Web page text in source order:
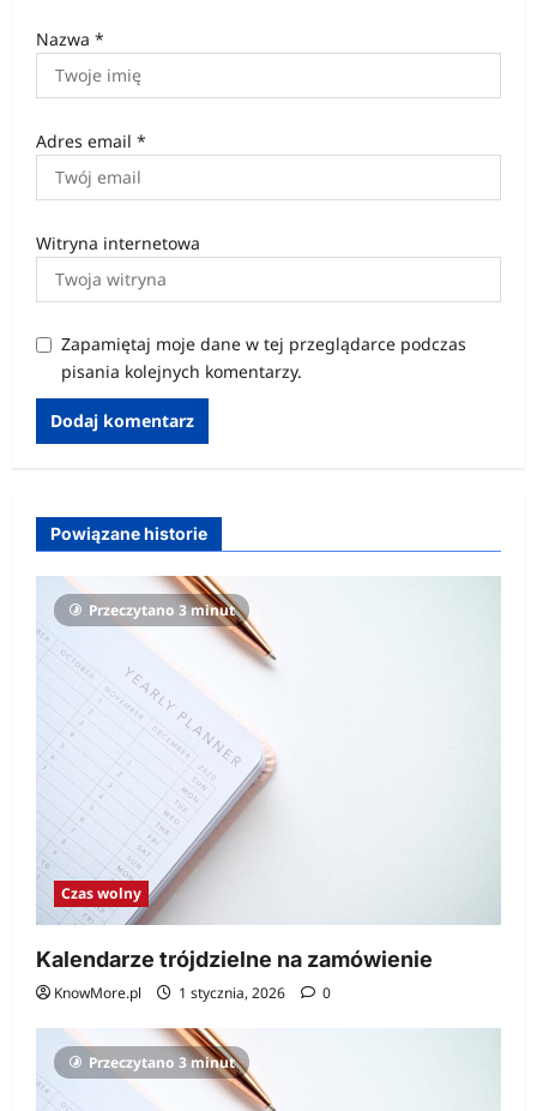
Nazwa *
Adres email *
Witryna internetowa
Zapamiętaj moje dane w tej przeglądarce podczas
pisania kolejnych komentarzy.
Powiązane historie
Przeczytano 3 minut
Czas wolny
Kalendarze trójdzielne na zamówienie
KnowMore.pl 1 stycznia, 2026 0
Przeczytano 3 minut